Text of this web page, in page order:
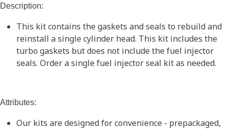
Description:
This kit contains the gaskets and seals to rebuild and
reinstall a single cylinder head. This kit includes the
turbo gaskets but does not include the fuel injector
seals. Order a single fuel injector seal kit as needed.
Attributes:
Our kits are designed for convenience - prepackaged,